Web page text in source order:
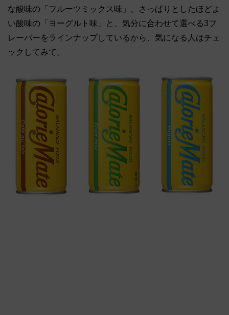
な酸味の「フルーツミックス味」、さっぱりとしたほどよ
い酸味の「ヨーグルト味」と、気分に合わせて選べる3フ
レーバーをラインナップしているから、気になる人はチェ
ックしてみて。